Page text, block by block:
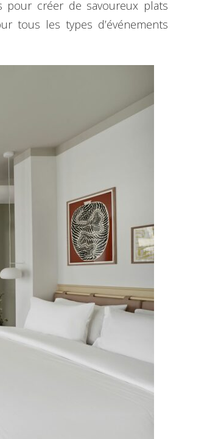
pour créer de savoureux plats
tous les types d’événements